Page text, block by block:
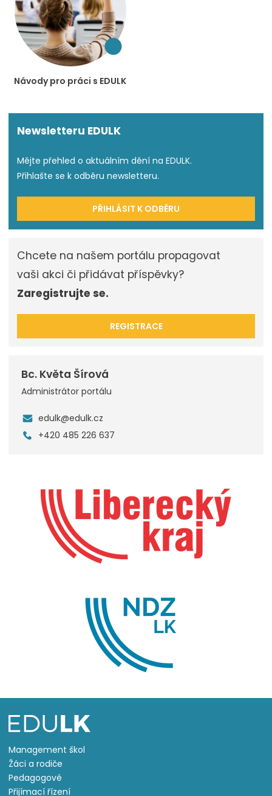
Návody pro práci s EDULK
Newsletteru EDULK
Mějte přehled o aktuálním dění na EDULK.
Přihlašte se k odběru newsletteru.
PŘIHLÁSIT K ODBĚRU
Chcete na našem portálu propagovat
vaši akci či přidávat příspěvky?
Zaregistrujte se.
REGISTRACE
Bc. Květa Šírová
Administrátor portálu
edulk@edulk.cz
+420 485 226 637
Management škol
Žáci a rodiče
Pedagogové
Přijímací řízení